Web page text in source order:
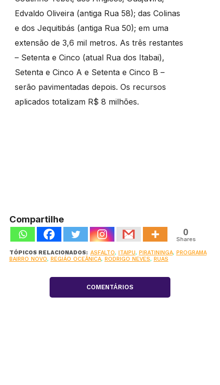
Edvaldo Oliveira (antiga Rua 58); das Colinas
e dos Jequitibás (antiga Rua 50); em uma
extensão de 3,6 mil metros. As três restantes
– Setenta e Cinco (atual Rua dos Itabai),
Setenta e Cinco A e Setenta e Cinco B –
serão pavimentadas depois. Os recursos
aplicados totalizam R$ 8 milhões.
Compartilhe
0
Shares
TÓPICOS RELACIONADOS: ASFALTO, ITAIPU, PIRATININGA, PROGRAMA
BAIRRO NOVO, REGIÁO OCEÂNICA, RODRIGO NEVES, RUAS
COMENTÁRIOS